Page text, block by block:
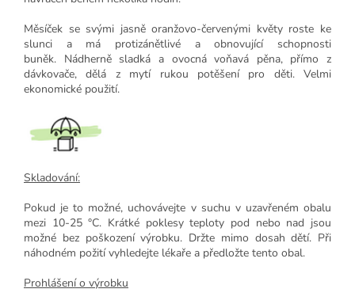
Měsíček se svými jasně oranžovo-červenými květy roste ke
slunci a má protizánětlivé a obnovující schopnosti
buněk. Nádherně sladká a ovocná voňavá pěna, přímo z
dávkovače, dělá z mytí rukou potěšení pro děti. Velmi
ekonomické použití.
Skladování:
Pokud je to možné, uchovávejte v suchu v uzavřeném obalu
mezi 10-25 °C. Krátké poklesy teploty pod nebo nad jsou
možné bez poškození výrobku. Držte mimo dosah dětí. Při
náhodném požití vyhledejte lékaře a předložte tento obal.
Prohlášení o výrobku